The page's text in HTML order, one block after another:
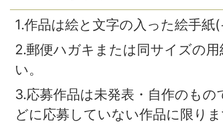
1.作品は絵と文字の入った絵手
2.郵便ハガキまたは同サイズの
い。
3.応募作品は未発表・自作のも
どに応募していない作品に限り